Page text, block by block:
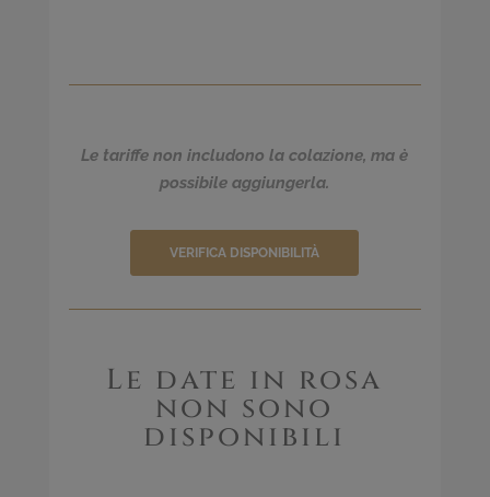
Le tariffe non includono la colazione, ma è
possibile aggiungerla.
VERIFICA DISPONIBILITÀ
Le date in rosa
non sono
disponibili